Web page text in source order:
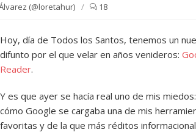
(@loretahur) / 18
Hoy, día de Todos los Santos, tenemos un
difunto por el que velar en años venideros:
Reader.
Y es que ayer se hacía real uno de mis
cómo Google se cargaba una de mis
favoritas y de la que más réditos